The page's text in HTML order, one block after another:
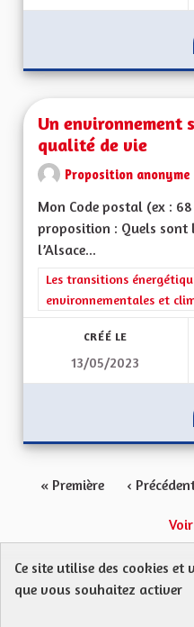
Un environnement
qualité de vie
Proposition anonyme
Mon Code postal (ex :
proposition : Quels sont
l’Alsace...
Filtrer les résultats de la
Les transitions
environnementales et
CRÉÉ LE
13/05/2023
« Première ‹
Protection des Données
Ce site utilise des cookies
que vous souhaitez activer